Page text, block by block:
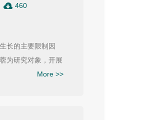
460
长的主要限制因
为研究对象，开展
More >>